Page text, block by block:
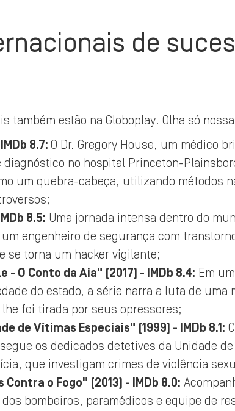
de
também estão na Globoplay! Olha só
8.7:O Dr. Gregory House, um médico
no hospital Princeton-
um quebra-cabeça, utilizando métodos
8.5: Uma jornada intensa dentro do
engenheiro de segurança com
se torna um hacker vigilante;
- O Conto da Aia" (2017) - IMDb 8.4: Em
do estado, a série narra a luta de uma
foi tirada por seus opressores;
de Vítimas Especiais" (1999) - IMDb 8.1:
os dedicados detetives da Unidade
que investigam crimes de violência
o Fogo" (2013) - IMDb 8.0:
bombeiros, paramédicos e equipe de